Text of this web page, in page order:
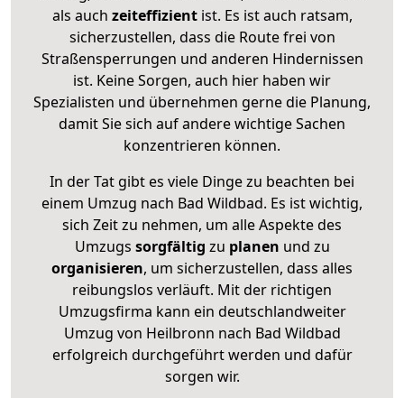
als auch zeiteffizientist. Es ist auch ratsam,
sicherzustellen, dass die Route frei von
Straßensperrungen und anderen Hindernissen
ist. Keine Sorgen, auch hier haben wir
Spezialisten und übernehmen gerne die Planung,
damit Sie sich auf andere wichtige Sachen
konzentrieren können.
In der Tat gibt es viele Dinge zu beachten bei
einem Umzug nach Bad Wildbad. Es ist wichtig,
sich Zeit zu nehmen, um alle Aspekte des
Umzugs sorgfältig zu planen und zu
organisieren, um sicherzustellen, dass alles
reibungslos verläuft. Mit der richtigen
Umzugsfirma kann ein deutschlandweiter
Umzug von Heilbronn nach Bad Wildbad
erfolgreich durchgeführt werden und dafür
sorgen wir.